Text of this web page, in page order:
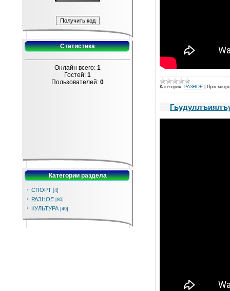
Статистика
Онлайн всего: 1
Гостей: 1
Пользователей: 0
Категории раздела
СПОРТ [4]
РАЗНОЕ [80]
КУЛЬТУРА [49]
Категория: РАЗНОЕ